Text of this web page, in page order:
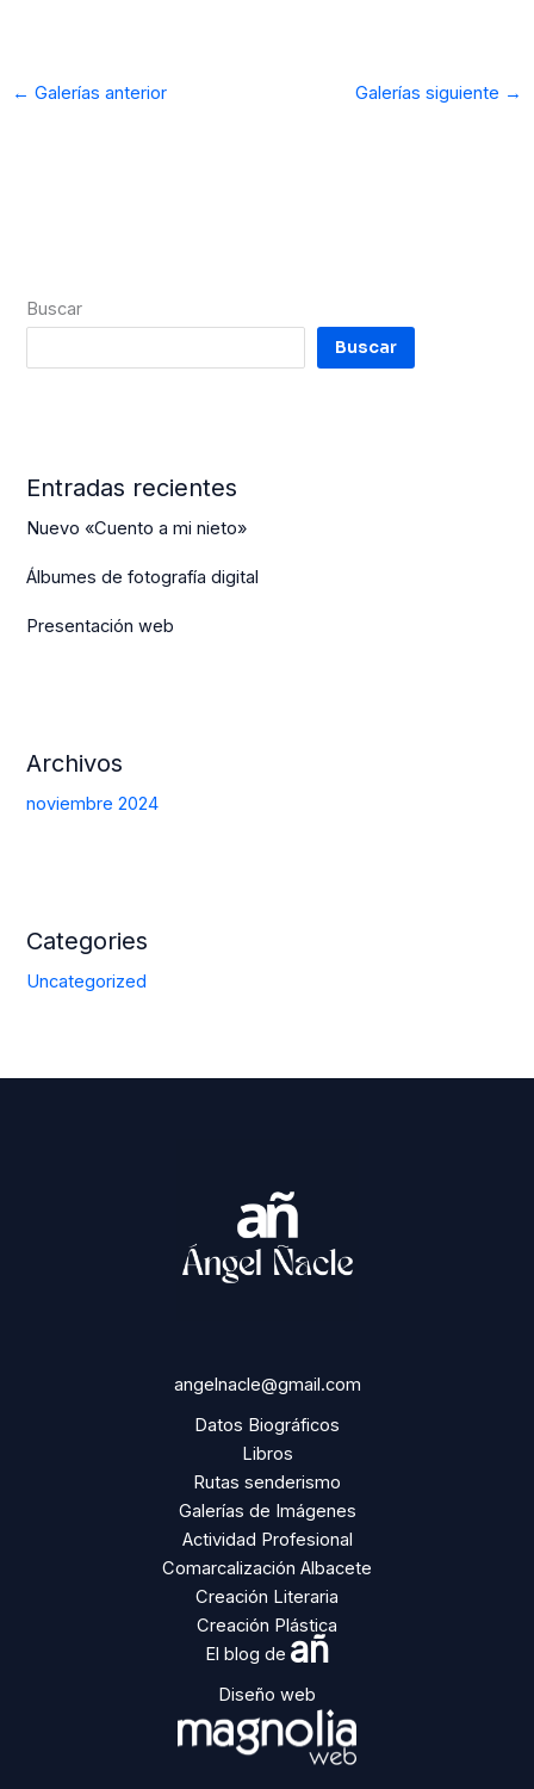
← Galerías anterior Galerías siguiente →
Buscar
Buscar
Entradas recientes
Nuevo «Cuento a mi nieto»
Álbumes de fotografía digital
Presentación web
Archivos
noviembre 2024
Categories
Uncategorized
angelnacle@gmail.com
Datos Biográficos
Libros
Rutas senderismo
Galerías de Imágenes
Actividad Profesional
Comarcalización Albacete
Creación Literaria
Creación Plástica
El blog de añ
Diseño web